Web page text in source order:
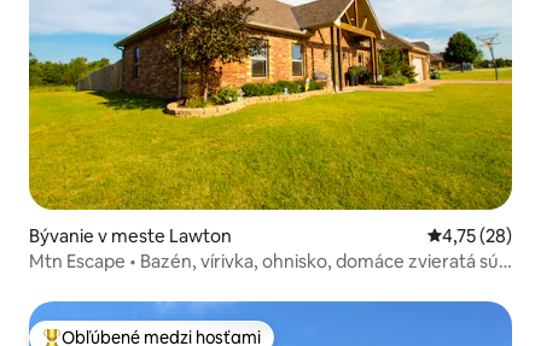
Bývanie v meste Lawton Priemerné
4,75 (28)
Mtn Escape • Bazén, vírivka, ohnisko, domáce zvieratá sú
Obľúbené medzi hosťami